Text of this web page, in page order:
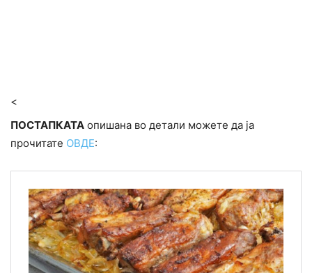
<
ПОСТАПКАТА опишана во детали можете да ја
прочитате ОВДЕ: